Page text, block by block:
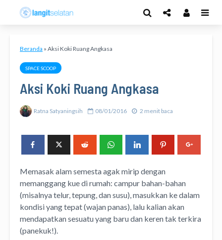
Beranda » Aksi Koki Ruang Angkasa
SPACE SCOOP
Aksi Koki Ruang Angkasa
Ratna Satyaningsih 08/01/2016 2 menit baca
Memasak alam semesta agak mirip dengan
memanggang kue di rumah: campur bahan-bahan
(misalnya telur, tepung, dan susu), masukkan ke dalam
kondisi yang tepat (wajan panas), lalu kalian akan
mendapatkan sesuatu yang baru dan keren tak terkira
(panekuk!).